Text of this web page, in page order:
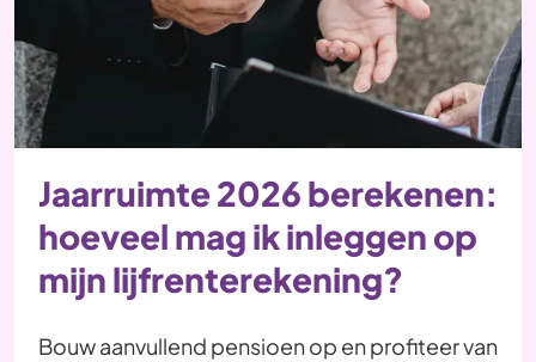
Jaarruimte 2026 berekenen:
hoeveel mag ik inleggen op
mijn lijfrenterekening?
Bouw aanvullend pensioen op en profiteer van